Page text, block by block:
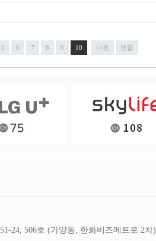
5 6 7 8 9 10 다음 맨끝
24, 506호 (가양동, 한화비즈메트로 2차)